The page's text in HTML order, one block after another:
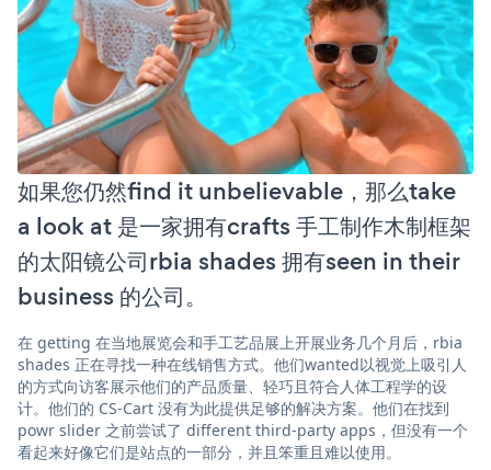
如果您仍然find it unbelievable，那么take
a look at 是一家拥有crafts 手工制作木制框架
的太阳镜公司rbia shades 拥有seen in their
business 的公司。
在 getting 在当地展览会和手工艺品展上开展业务几个月后，rbia
shades 正在寻找一种在线销售方式。他们wanted以视觉上吸引人
的方式向访客展示他们的产品质量、轻巧且符合人体工程学的设
计。他们的 CS-Cart 没有为此提供足够的解决方案。他们在找到
powr slider 之前尝试了 different third-party apps，但没有一个
看起来好像它们是站点的一部分，并且笨重且难以使用。